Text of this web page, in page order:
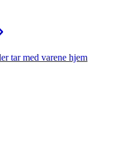
tar med varene hjem